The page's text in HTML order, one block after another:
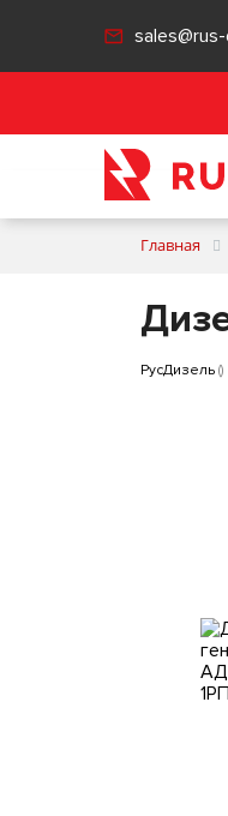
Главная
РусДизель ()